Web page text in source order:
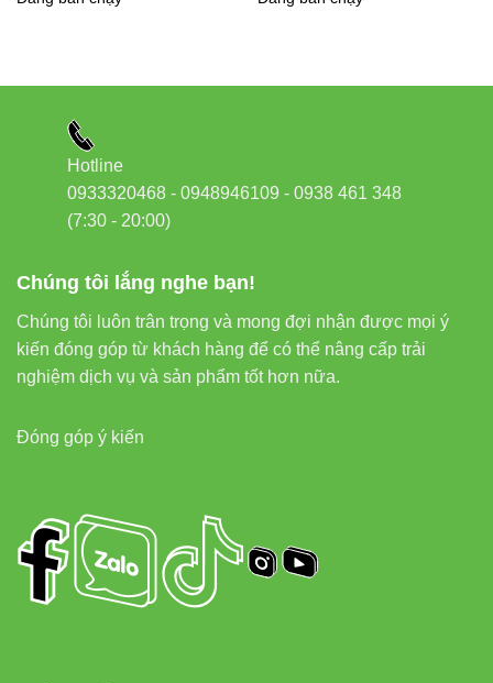
Chúng tôi lắng nghe bạn!
Chúng tôi luôn trân trọng và mong đợi nhận được mọi ý
kiến đóng góp từ khách hàng để có thể nâng cấp trải
nghiệm dịch vụ và sản phẩm tốt hơn nữa.
Đóng góp ý kiến
Hotline
0933320468 - 0948946109 - 0938 461 348
(7:30 - 20:00)